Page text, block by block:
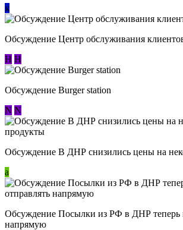
к
Обсуждение Центр обслуживания
Н Н
Обсуждение Burger station
N N
Обсуждение В ДНР снизились цены на
a
Обсуждение Посылки из РФ в ДНР теперь
напрямую